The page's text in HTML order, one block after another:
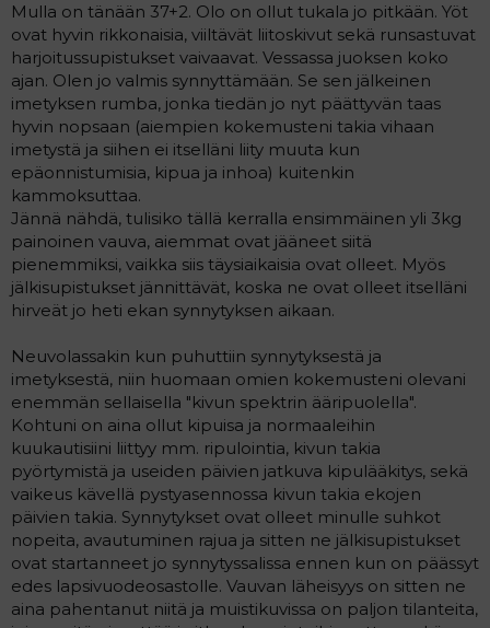
Mulla on tänään 37+2. Olo on ollut tukala jo pitkään. Yöt
ovat hyvin rikkonaisia, viiltävät liitoskivut sekä runsastuvat
harjoitussupistukset vaivaavat. Vessassa juoksen koko
ajan. Olen jo valmis synnyttämään. Se sen jälkeinen
imetyksen rumba, jonka tiedän jo nyt päättyvän taas
hyvin nopsaan (aiempien kokemusteni takia vihaan
imetystä ja siihen ei itselläni liity muuta kun
epäonnistumisia, kipua ja inhoa) kuitenkin
kammoksuttaa.
Jännä nähdä, tulisiko tällä kerralla ensimmäinen yli 3kg
painoinen vauva, aiemmat ovat jääneet siitä
pienemmiksi, vaikka siis täysiaikaisia ovat olleet. Myös
jälkisupistukset jännittävät, koska ne ovat olleet itselläni
hirveät jo heti ekan synnytyksen aikaan.
Neuvolassakin kun puhuttiin synnytyksestä ja
imetyksestä, niin huomaan omien kokemusteni olevani
enemmän sellaisella "kivun spektrin ääripuolella".
Kohtuni on aina ollut kipuisa ja normaaleihin
kuukautisiini liittyy mm. ripulointia, kivun takia
pyörtymistä ja useiden päivien jatkuva kipulääkitys, sekä
vaikeus kävellä pystyasennossa kivun takia ekojen
päivien takia. Synnytykset ovat olleet minulle suhkot
nopeita, avautuminen rajua ja sitten ne jälkisupistukset
ovat startanneet jo synnytyssalissa ennen kun on päässyt
edes lapsivuodeosastolle. Vauvan läheisyys on sitten ne
aina pahentanut niitä ja muistikuvissa on paljon tilanteita,